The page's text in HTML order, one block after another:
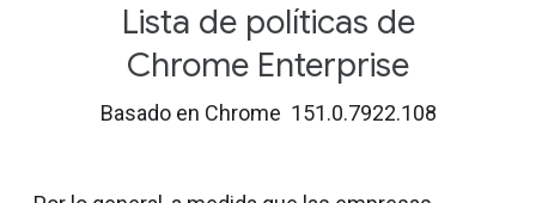
Cualquier plataforma
Chrome 151
Lista de políticas de
Chrome Enterprise
Basado en Chrome 151.0.7922.108